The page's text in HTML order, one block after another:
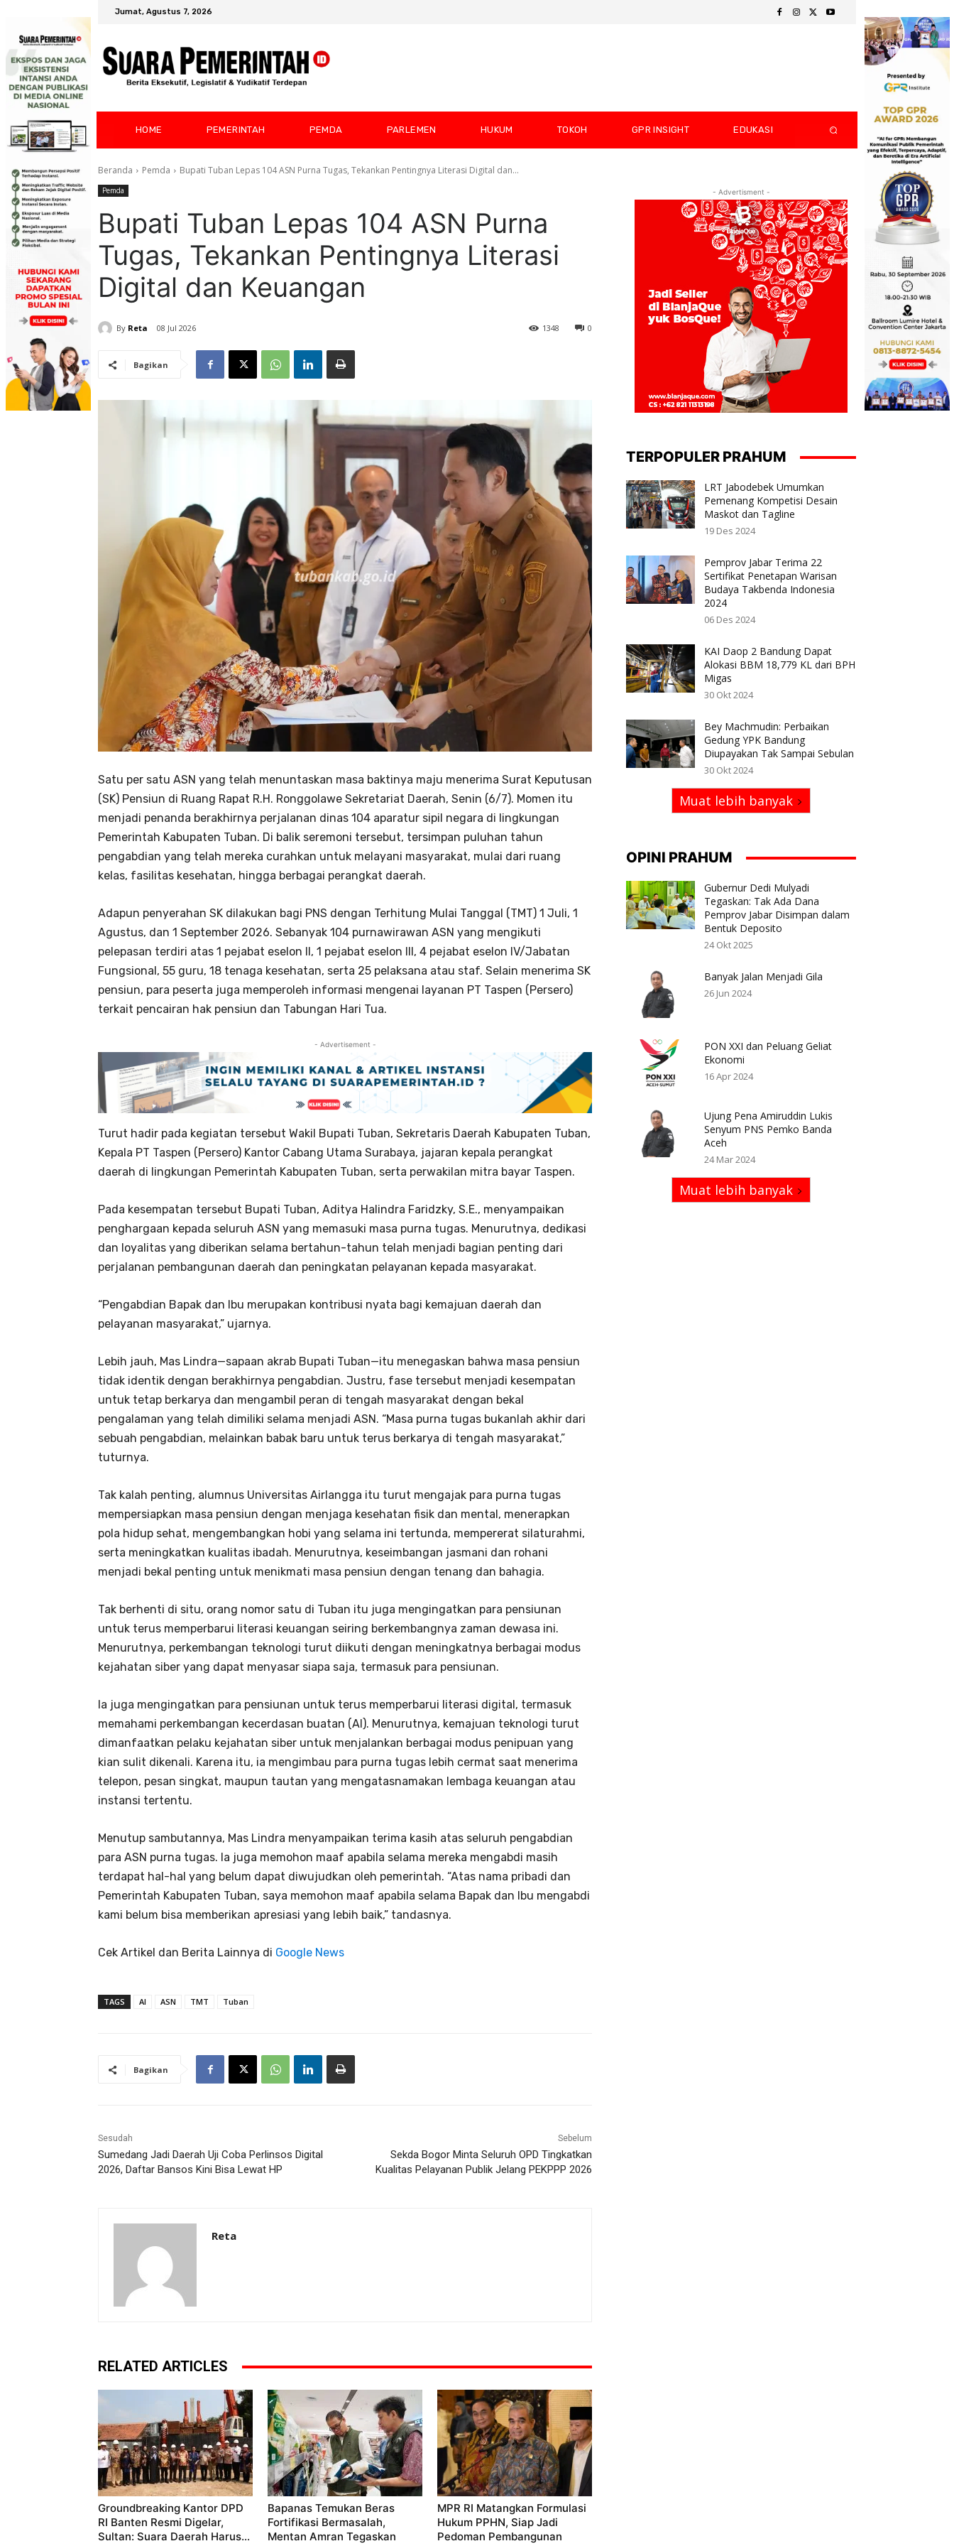
Jumat, Agustus 7, 2026
HOME PEMERINTAH PEMDA PARLEMEN HUKUM TOKOH GPR INSIGHT EDUKASI
Beranda Pemda Bupati Tuban Lepas 104 ASN Purna Tugas, Tekankan Pentingnya Literasi Digital dan...
Pemda
Bupati Tuban Lepas 104 ASN Purna
Tugas, Tekankan Pentingnya Literasi
Digital dan Keuangan
By Reta 08 Jul 2026 0
1348
Bagikan
Satu per satu ASN yang telah menuntaskan masa baktinya maju menerima Surat Keputusan
(SK) Pensiun di Ruang Rapat R.H. Ronggolawe Sekretariat Daerah, Senin (6/7). Momen itu
menjadi penanda berakhirnya perjalanan dinas 104 aparatur sipil negara di lingkungan
Pemerintah Kabupaten Tuban. Di balik seremoni tersebut, tersimpan puluhan tahun
pengabdian yang telah mereka curahkan untuk melayani masyarakat, mulai dari ruang
kelas, fasilitas kesehatan, hingga berbagai perangkat daerah.
Adapun penyerahan SK dilakukan bagi PNS dengan Terhitung Mulai Tanggal (TMT) 1 Juli, 1
Agustus, dan 1 September 2026. Sebanyak 104 purnawirawan ASN yang mengikuti
pelepasan terdiri atas 1 pejabat eselon II, 1 pejabat eselon III, 4 pejabat eselon IV/Jabatan
Fungsional, 55 guru, 18 tenaga kesehatan, serta 25 pelaksana atau staf. Selain menerima SK
pensiun, para peserta juga memperoleh informasi mengenai layanan PT Taspen (Persero)
terkait pencairan hak pensiun dan Tabungan Hari Tua.
- Advertisement -
Turut hadir pada kegiatan tersebut Wakil Bupati Tuban, Sekretaris Daerah Kabupaten Tuban,
Kepala PT Taspen (Persero) Kantor Cabang Utama Surabaya, jajaran kepala perangkat
daerah di lingkungan Pemerintah Kabupaten Tuban, serta perwakilan mitra bayar Taspen.
Pada kesempatan tersebut Bupati Tuban, Aditya Halindra Faridzky, S.E., menyampaikan
penghargaan kepada seluruh ASN yang memasuki masa purna tugas. Menurutnya, dedikasi
dan loyalitas yang diberikan selama bertahun-tahun telah menjadi bagian penting dari
perjalanan pembangunan daerah dan peningkatan pelayanan kepada masyarakat.
“Pengabdian Bapak dan Ibu merupakan kontribusi nyata bagi kemajuan daerah dan
pelayanan masyarakat,” ujarnya.
Lebih jauh, Mas Lindra—sapaan akrab Bupati Tuban—itu menegaskan bahwa masa pensiun
tidak identik dengan berakhirnya pengabdian. Justru, fase tersebut menjadi kesempatan
untuk tetap berkarya dan mengambil peran di tengah masyarakat dengan bekal
pengalaman yang telah dimiliki selama menjadi ASN. “Masa purna tugas bukanlah akhir dari
sebuah pengabdian, melainkan babak baru untuk terus berkarya di tengah masyarakat,”
tuturnya.
Tak kalah penting, alumnus Universitas Airlangga itu turut mengajak para purna tugas
mempersiapkan masa pensiun dengan menjaga kesehatan fisik dan mental, menerapkan
pola hidup sehat, mengembangkan hobi yang selama ini tertunda, mempererat silaturahmi,
serta meningkatkan kualitas ibadah. Menurutnya, keseimbangan jasmani dan rohani
menjadi bekal penting untuk menikmati masa pensiun dengan tenang dan bahagia.
Tak berhenti di situ, orang nomor satu di Tuban itu juga mengingatkan para pensiunan
untuk terus memperbarui literasi keuangan seiring berkembangnya zaman dewasa ini.
Menurutnya, perkembangan teknologi turut diikuti dengan meningkatnya berbagai modus
kejahatan siber yang dapat menyasar siapa saja, termasuk para pensiunan.
Ia juga mengingatkan para pensiunan untuk terus memperbarui literasi digital, termasuk
memahami perkembangan kecerdasan buatan (AI). Menurutnya, kemajuan teknologi turut
dimanfaatkan pelaku kejahatan siber untuk menjalankan berbagai modus penipuan yang
kian sulit dikenali. Karena itu, ia mengimbau para purna tugas lebih cermat saat menerima
telepon, pesan singkat, maupun tautan yang mengatasnamakan lembaga keuangan atau
instansi tertentu.
Menutup sambutannya, Mas Lindra menyampaikan terima kasih atas seluruh pengabdian
para ASN purna tugas. Ia juga memohon maaf apabila selama mereka mengabdi masih
terdapat hal-hal yang belum dapat diwujudkan oleh pemerintah. “Atas nama pribadi dan
Pemerintah Kabupaten Tuban, saya memohon maaf apabila selama Bapak dan Ibu mengabdi
kami belum bisa memberikan apresiasi yang lebih baik,” tandasnya.
Cek Artikel dan Berita Lainnya di Google News
TAGS AI ASN TMT Tuban
Bagikan
Sesudah
Sumedang Jadi Daerah Uji Coba Perlinsos Digital
2026, Daftar Bansos Kini Bisa Lewat HP
Sebelum
Sekda Bogor Minta Seluruh OPD Tingkatkan
Kualitas Pelayanan Publik Jelang PEKPPP 2026
Reta
RELATED ARTICLES
Groundbreaking Kantor DPD
RI Banten Resmi Digelar,
Sultan: Suara Daerah Harus...
Bapanas Temukan Beras
Fortifikasi Bermasalah,
Mentan Amran Tegaskan
MPR RI Matangkan Formulasi
Hukum PPHN, Siap Jadi
Pedoman Pembangunan
- Advertisment -
TERPOPULER PRAHUM
LRT Jabodebek Umumkan
Pemenang Kompetisi Desain
Maskot dan Tagline
19 Des 2024
Pemprov Jabar Terima 22
Sertifikat Penetapan Warisan
Budaya Takbenda Indonesia
2024
06 Des 2024
KAI Daop 2 Bandung Dapat
Alokasi BBM 18,779 KL dari BPH
Migas
30 Okt 2024
Bey Machmudin: Perbaikan
Gedung YPK Bandung
Diupayakan Tak Sampai Sebulan
30 Okt 2024
Muat lebih banyak
OPINI PRAHUM
Gubernur Dedi Mulyadi
Tegaskan: Tak Ada Dana
Pemprov Jabar Disimpan dalam
Bentuk Deposito
24 Okt 2025
Banyak Jalan Menjadi Gila
26 Jun 2024
PON XXI dan Peluang Geliat
Ekonomi
16 Apr 2024
Ujung Pena Amiruddin Lukis
Senyum PNS Pemko Banda
Aceh
24 Mar 2024
Muat lebih banyak